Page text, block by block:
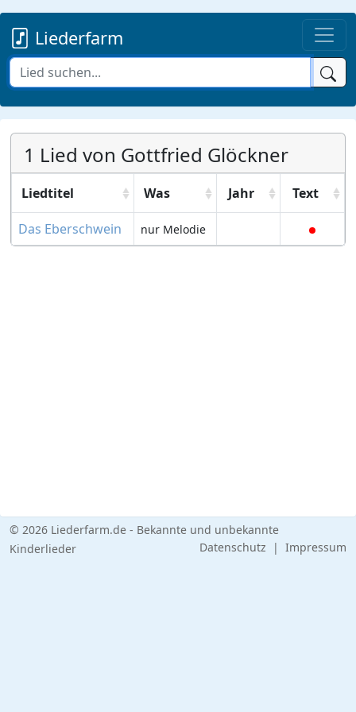
Liederfarm
1 Lied von Gottfried Glöckner
Liedtitel Was Jahr Text
Das Eberschwein nur Melodie
© 2026 Liederfarm.de - Bekannte und unbekannte
Kinderlieder
Datenschutz | Impressum